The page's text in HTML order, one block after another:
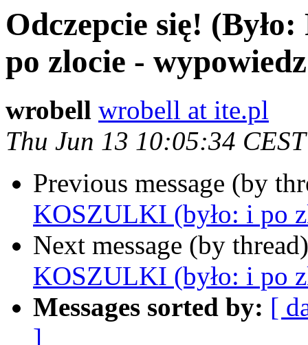
Odczepcie się!
po zlocie -
wrobell wrobell at ite.pl
Thu Jun 13 10:05:34
Previous message (by
KOSZULKI (było: i po
Next message (by
KOSZULKI (było: i po
Messages sorted by: [
]